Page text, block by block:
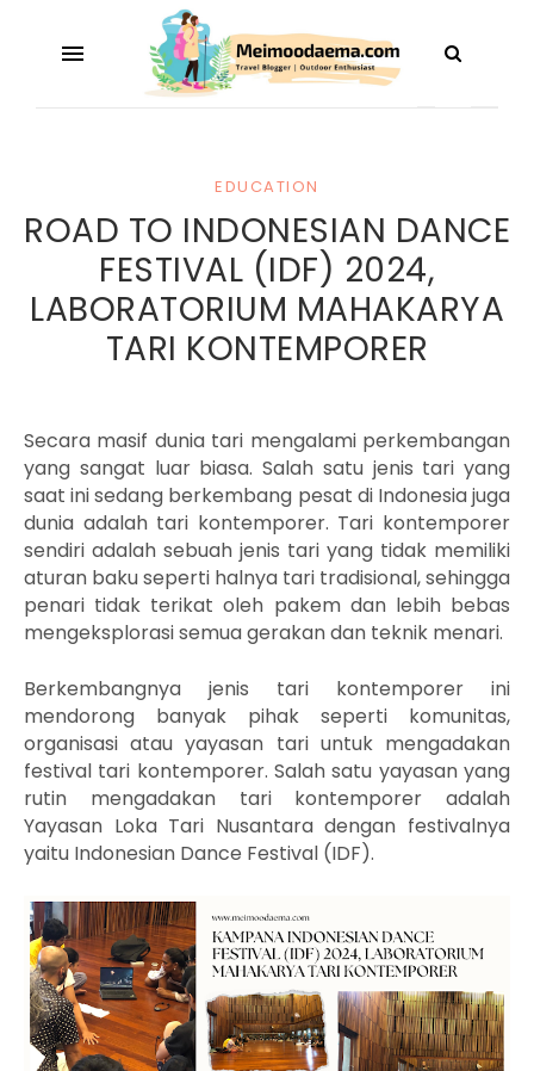
EDUCATION
ROAD TO INDONESIAN DANCE
FESTIVAL (IDF) 2024,
LABORATORIUM MAHAKARYA
TARI KONTEMPORER
Secara masif dunia tari mengalami perkembangan
yang sangat luar biasa. Salah satu jenis tari yang
saat ini sedang berkembang pesat di Indonesia juga
dunia adalah tari kontemporer. Tari kontemporer
sendiri adalah sebuah jenis tari yang tidak memiliki
aturan baku seperti halnya tari tradisional, sehingga
penari tidak terikat oleh pakem dan lebih bebas
mengeksplorasi semua gerakan dan teknik menari.
Berkembangnya jenis tari kontemporer ini
mendorong banyak pihak seperti komunitas,
organisasi atau yayasan tari untuk mengadakan
festival tari kontemporer. Salah satu yayasan yang
rutin mengadakan tari kontemporer adalah
Yayasan Loka Tari Nusantara dengan festivalnya
yaitu Indonesian Dance Festival (IDF).